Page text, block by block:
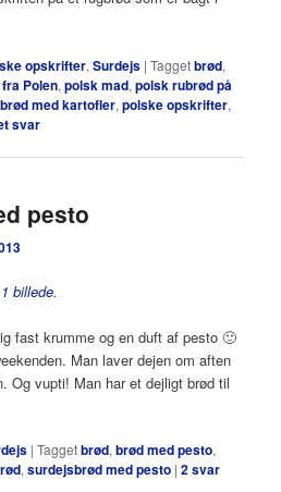
opskrifter,Surdejs |Taggetbrød,
Polen,polsk mad,polsk rubrød på
med kartofler,polske opskrifter,
svar
pesto
1 billede.
fast krumme og en duft af pesto 🙂
Man laver dejen om aften
Og vupti! Man har et dejligt brød til
|Taggetbrød,brød med pesto,
,surdejsbrød med pesto |2svar